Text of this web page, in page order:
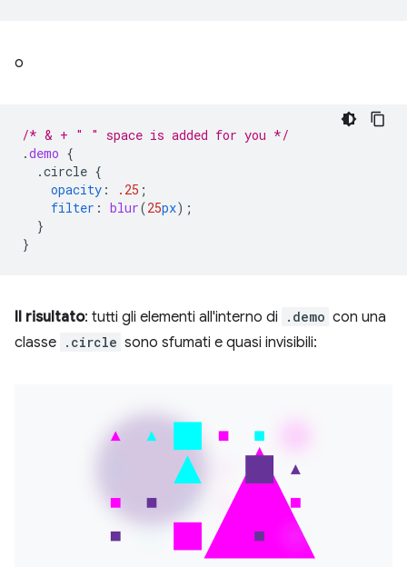
o
/* & + " " space is added for you */
.demo {
.circle {
opacity : .25 ;
filter : blur(25px);
}
}
Il risultato: tutti gli elementi all'interno di .demo con una
classe .circle sono sfumati e quasi invisibili: